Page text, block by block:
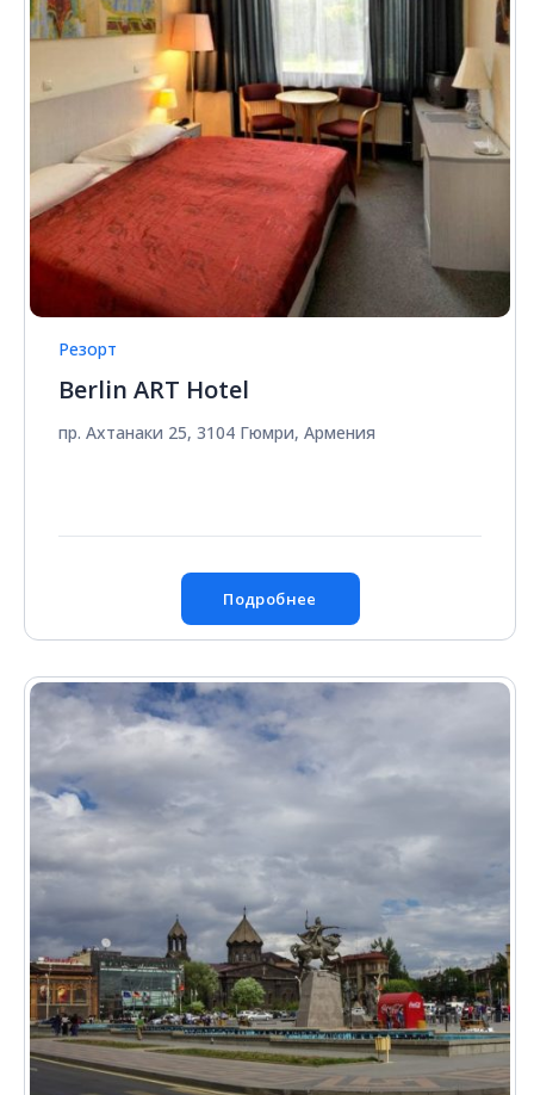
Резорт
Berlin ART Hotel
пр. Ахтанаки 25, 3104 Гюмри, Армения
Подробнее